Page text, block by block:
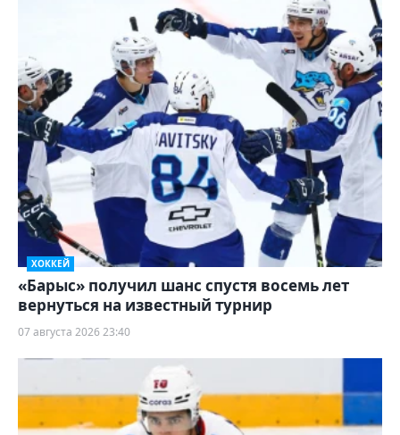
ХОККЕЙ
«Барыс» получил шанс спустя восемь лет
вернуться на известный турнир
07 августа 2026 23:40